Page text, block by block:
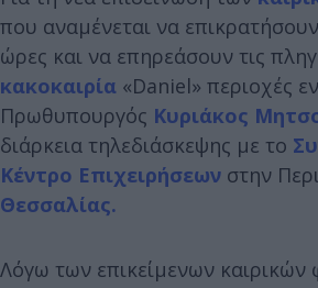
που αναμένεται να
ώρες και να επηρεάσουν τις
κακοκαιρία «Daniel» περιοχές
Πρωθυπουργός Κυριάκος
διάρκεια τηλεδιάσκεψης με το
Κέντρο Επιχειρήσεων στην
Θεσσαλίας.
Λόγω των επικείμενων καιρικών